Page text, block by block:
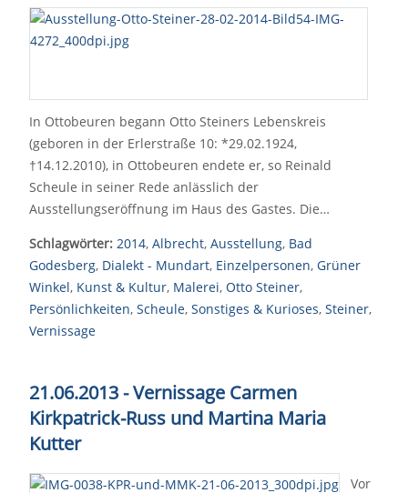
In Ottobeuren begann Otto Steiners Lebenskreis
(geboren in der Erlerstraße 10: *29.02.1924,
†14.12.2010), in Ottobeuren endete er, so Reinald
Scheule in seiner Rede anlässlich der
Ausstellungseröffnung im Haus des Gastes. Die…
Schlagwörter: 2014, Albrecht, Ausstellung, Bad
Godesberg, Dialekt - Mundart, Einzelpersonen, Grüner
Winkel, Kunst & Kultur, Malerei, Otto Steiner,
Persönlichkeiten, Scheule, Sonstiges & Kurioses, Steiner,
Vernissage
21.06.2013 - Vernissage Carmen
Kirkpatrick-Russ und Martina Maria
Kutter
Vor